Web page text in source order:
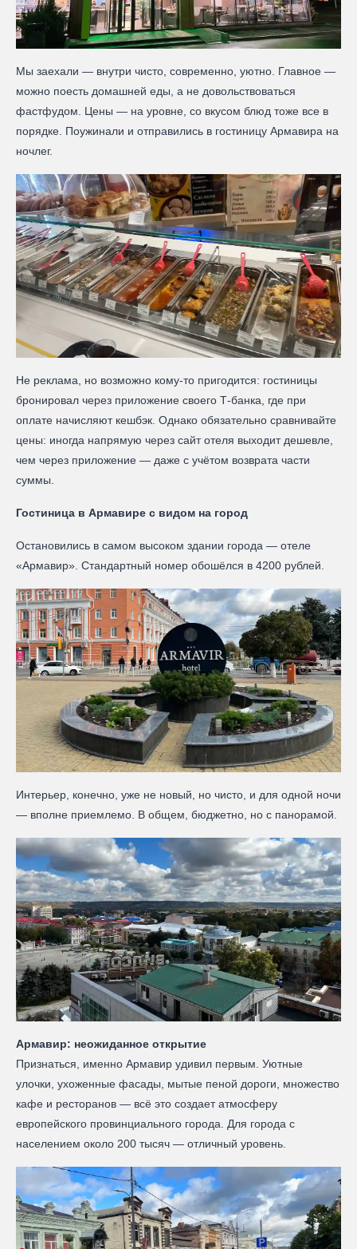
Мы заехали — внутри чисто, современно, уютно. Главное —
можно поесть домашней еды, а не довольствоваться
фастфудом. Цены — на уровне, со вкусом блюд тоже все в
порядке. Поужинали и отправились в гостиницу Армавира на
ночлег.
Не реклама, но возможно кому-то пригодится: гостиницы
бронировал через приложение своего Т-банка, где при
оплате начисляют кешбэк. Однако обязательно сравнивайте
цены: иногда напрямую через сайт отеля выходит дешевле,
чем через приложение — даже с учётом возврата части
суммы.
Гостиница в Армавире с видом на город
Остановились в самом высоком здании города — отеле
«Армавир». Стандартный номер обошёлся в 4200 рублей.
Интерьер, конечно, уже не новый, но чисто, и для одной ночи
— вполне приемлемо. В общем, бюджетно, но с панорамой.
Армавир: неожиданное открытие
Признаться, именно Армавир удивил первым. Уютные
улочки, ухоженные фасады, мытые пеной дороги, множество
кафе и ресторанов — всё это создает атмосферу
европейского провинциального города. Для города с
населением около 200 тысяч — отличный уровень.